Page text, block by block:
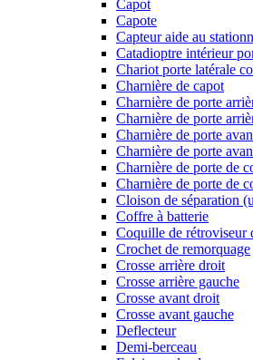
Capot
Capote
Capteur aide au
Catadioptre intérieur
Chariot porte latérale
Charnière de capot
Charnière de porte
Charnière de porte
Charnière de porte
Charnière de porte
Charnière de porte de
Charnière de porte de
Cloison de séparation
Coffre à batterie
Coquille de rétroviseur
Crochet de remorquage
Crosse arrière droit
Crosse arrière gauche
Crosse avant droit
Crosse avant gauche
Deflecteur
Demi-berceau